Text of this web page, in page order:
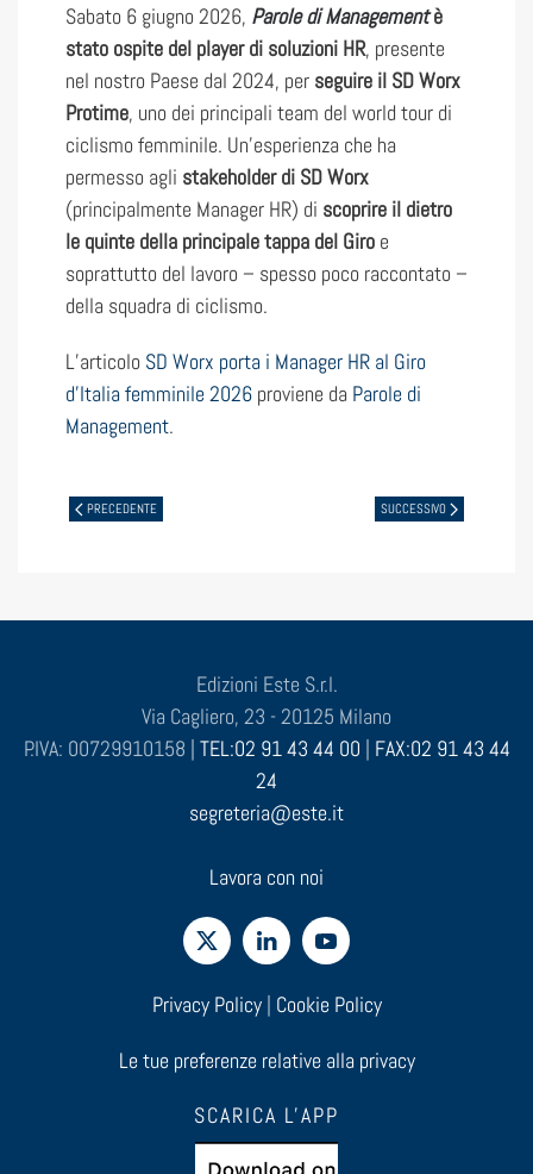
Sabato 6 giugno 2026, Parole di Managementè
stato ospite del player di soluzioni HR, presente
nel nostro Paese dal 2024, per seguire il SD Worx
Protime, uno dei principali team del world tour di
ciclismo femminile. Un’esperienza che ha
permesso agli stakeholder di SD Worx
(principalmente Manager HR) di scoprire il dietro
le quinte della principale tappa del Giro e
soprattutto del lavoro – spesso poco raccontato –
della squadra di ciclismo.
L’articolo SD Worx porta i Manager HR al Giro
d’Italia femminile 2026 proviene da Parole di
Management.
PRECEDENTE SUCCESSIVO
Edizioni Este S.r.l.
Via Cagliero, 23 - 20125 Milano
P.IVA: 00729910158 | TEL:02 91 43 44 00 | FAX:02 91 43 44
24
segreteria@este.it
Lavora con noi
Privacy Policy| Cookie Policy
Le tue preferenze relative alla privacy
SCARICA L'APP